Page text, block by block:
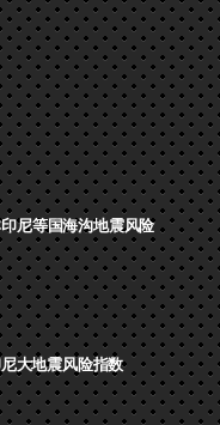
尼等国海沟地震风险
大地震风险指数